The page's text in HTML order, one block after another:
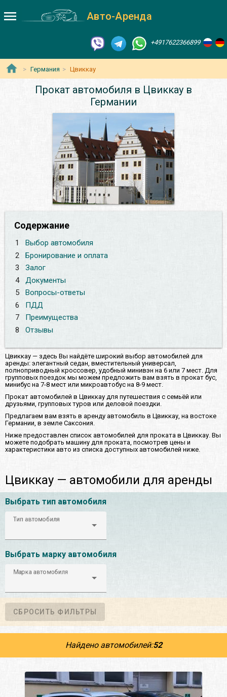
Авто-Аренда
+4917622366899
Германия Цвиккау
Прокат автомобиля в Цвиккау в
Германии
Содержание
1
Выбор автомобиля
2
Бронирование и оплата
3
Залог
4
Документы
5
Вопросы-ответы
6
ПДД
7
Преимущества
8
Отзывы
Цвиккау — здесь Вы найдёте широкий выбор автомобилей для
аренды: элегантный седан, вместительный универсал,
полноприводный кроссовер, удобный минивэн на 6 или 7 мест. Для
групповых поездок мы можем предложить вам взять в прокат бус,
минибус на 7-8 мест или микроавтобус на 8-9 мест.
Прокат автомобилей в Цвиккау для путешествия с семьёй или
друзьями, групповых туров или деловой поездки.
Предлагаем вам взять в аренду автомобиль в Цвиккау, на востоке
Германии, в земле Саксония.
Ниже предоставлен список автомобилей для проката в Цвиккау. Вы
можете подобрать машину для проката, посмотрев цены и
характеристики авто из списка доступных автомобилей ниже.
Цвиккау — автомобили для аренды
Выбрать тип автомобиля
Тип автомобиля
Выбрать марку автомобиля
Марка автомобиля
СБРОСИТЬ ФИЛЬТРЫ
Найдено автомобилей:52